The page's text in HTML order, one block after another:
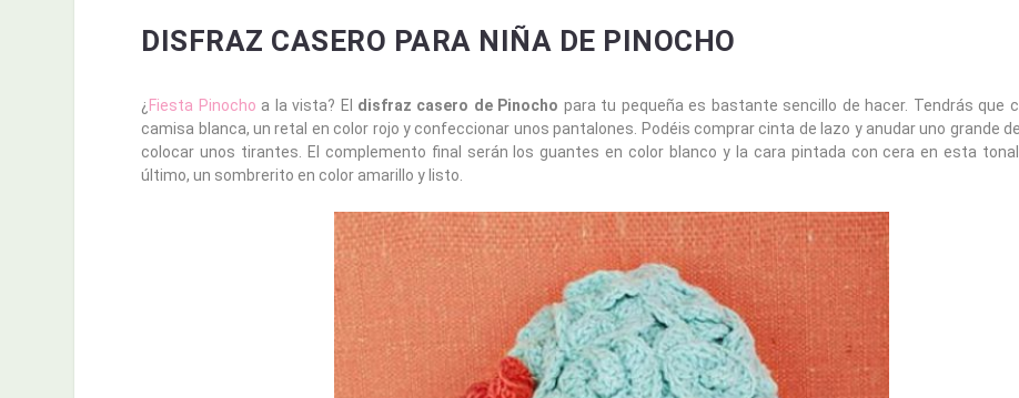
DISFRAZ CASERO PARA NIÑA DE PINOCHO
¿ Fiesta Pinocho a la vista? El disfraz casero de Pinocho para tu pequeña es bastante sencillo de hacer. Tendrás que
camisa blanca, un retal en color rojo y confeccionar unos pantalones. Podéis comprar cinta de lazo y anudar uno grande
colocar unos tirantes. El complemento final serán los guantes en color blanco y la cara pintada con cera en esta
último, un sombrerito en color amarillo y listo.